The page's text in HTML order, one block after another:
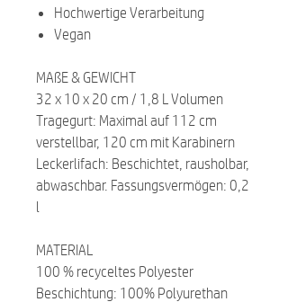
Hochwertige Verarbeitung
Vegan
MAßE & GEWICHT
32 x 10 x 20 cm / 1,8 L Volumen
Tragegurt: Maximal auf 112 cm
verstellbar, 120 cm mit Karabinern
Leckerlifach: Beschichtet, rausholbar,
abwaschbar. Fassungsvermögen: 0,2
l
MATERIAL
100 % recyceltes Polyester
Beschichtung: 100% Polyurethan